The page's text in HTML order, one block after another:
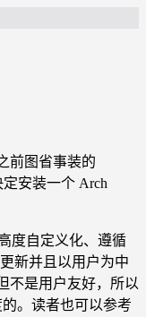
前图省事装的
安装一个 Arch
度自定义化、遵循
新并且以用户为中
不是用户友好，所以
。读者也可以参考